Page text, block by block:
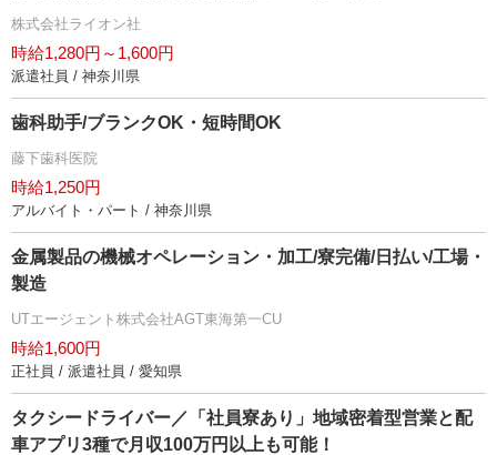
株式会社ライオン社
時給1,280円～1,600円
派遣社員 / 神奈川県
歯科助手/ブランクOK・短時間OK
藤下歯科医院
時給1,250円
アルバイト・パート / 神奈川県
金属製品の機械オペレーション・加工/寮完備/日払い/工場・
製造
UTエージェント株式会社AGT東海第一CU
時給1,600円
正社員 / 派遣社員 / 愛知県
タクシードライバー／「社員寮あり」地域密着型営業と配
車アプリ3種で月収100万円以上も可能！